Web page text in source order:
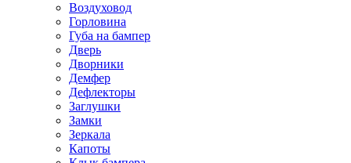
Воздуховод
Горловина
Губа на бампер
Дверь
Дворники
Демфер
Дефлекторы
Заглушки
Замки
Зеркала
Капоты